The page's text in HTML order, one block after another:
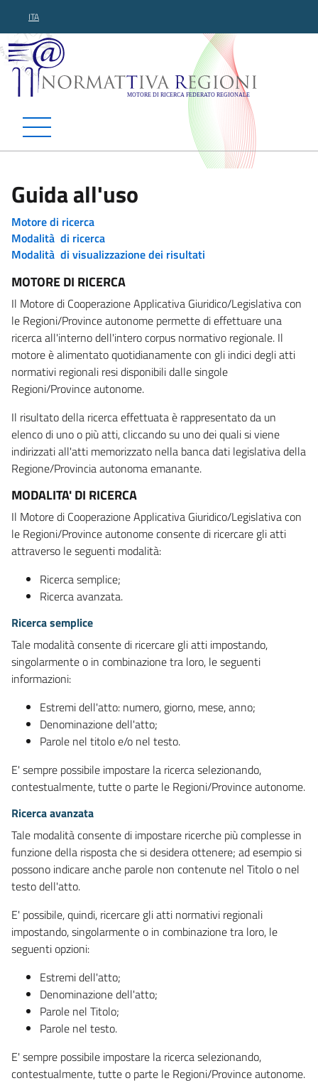
ITA
Normattiva Regioni -
Guida all'uso
Motore di ricerca
Modalità di ricerca
Modalità di visualizzazione dei risultati
MOTORE DI RICERCA
Il Motore di Cooperazione Applicativa Giuridico/Legislativa con
le Regioni/Province autonome permette di effettuare una
ricerca all'interno dell'intero corpus normativo regionale. Il
motore è alimentato quotidianamente con gli indici degli atti
normativi regionali resi disponibili dalle singole
Regioni/Province autonome.
Il risultato della ricerca effettuata è rappresentato da un
elenco di uno o più atti, cliccando su uno dei quali si viene
indirizzati all'atti memorizzato nella banca dati legislativa della
Regione/Provincia autonoma emanante.
MODALITA' DI RICERCA
Il Motore di Cooperazione Applicativa Giuridico/Legislativa con
le Regioni/Province autonome consente di ricercare gli atti
attraverso le seguenti modalità:
Ricerca semplice;
Ricerca avanzata.
Ricerca semplice
Tale modalità consente di ricercare gli atti impostando,
singolarmente o in combinazione tra loro, le seguenti
informazioni:
Estremi dell'atto: numero, giorno, mese, anno;
Denominazione dell'atto;
Parole nel titolo e/o nel testo.
E' sempre possibile impostare la ricerca selezionando,
contestualmente, tutte o parte le Regioni/Province autonome.
Ricerca avanzata
Tale modalità consente di impostare ricerche più complesse in
funzione della risposta che si desidera ottenere; ad esempio si
possono indicare anche parole non contenute nel Titolo o nel
testo dell'atto.
E' possibile, quindi, ricercare gli atti normativi regionali
impostando, singolarmente o in combinazione tra loro, le
seguenti opzioni:
Estremi dell'atto;
Denominazione dell'atto;
Parole nel Titolo;
Parole nel testo.
E' sempre possibile impostare la ricerca selezionando,
contestualmente, tutte o parte le Regioni/Province autonome.